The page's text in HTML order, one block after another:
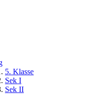
5. Klasse
Sek I
Sek II